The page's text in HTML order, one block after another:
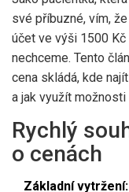
své příbuzné, vím,
účet ve výši 1500
nechceme. Tento
cena skládá, kde
a jak využít
Rychlý
o cenách
Základní vytržení: